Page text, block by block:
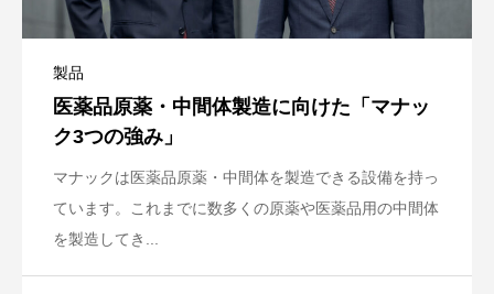
製品
医薬品原薬・中間体製造に向けた「マナッ
ク3つの強み」
マナックは医薬品原薬・中間体を製造できる設備を持っ
ています。これまでに数多くの原薬や医薬品用の中間体
を製造してき...